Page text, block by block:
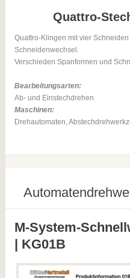
Quattro-
Quattro-Klingen mit vier
Schneidenwechsel.
Verschieden Spanformen und
Bearbeitungsarten:
Ab- und Einstechdrehen
Maschinen:
Drehautomaten,
M-System-
| KG01B